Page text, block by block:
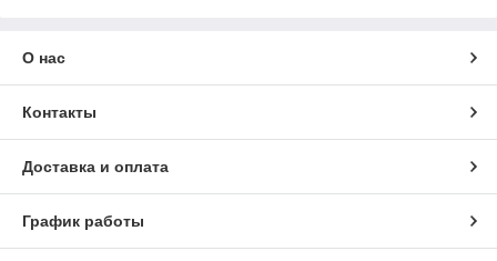
О нас
Контакты
Доставка и оплата
График работы